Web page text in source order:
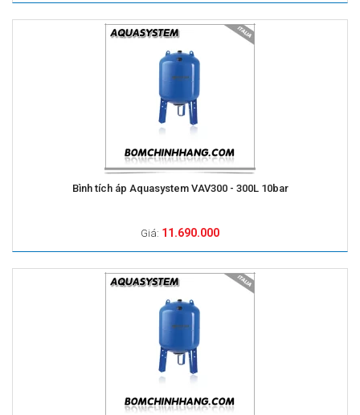
Bình tích áp Aquasystem VAV300 - 300L 10bar
Giá: 11.690.000